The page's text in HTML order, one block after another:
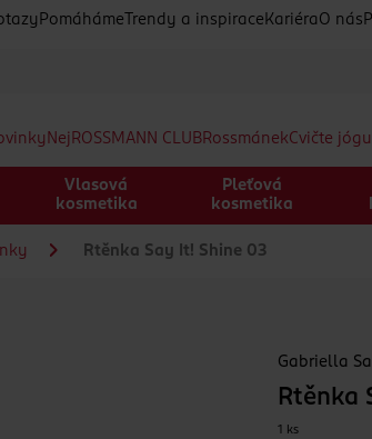
Pomáháme Trendy a inspirace Kariéra O nás
Nej ROSSMANN CLUBRossmánekCvičte jógu
Vlasová
kosmetika
Pleťová
kosmetika
Rtěnka Say It! Shine 03
Gabriella
Rtěnka
1 ks